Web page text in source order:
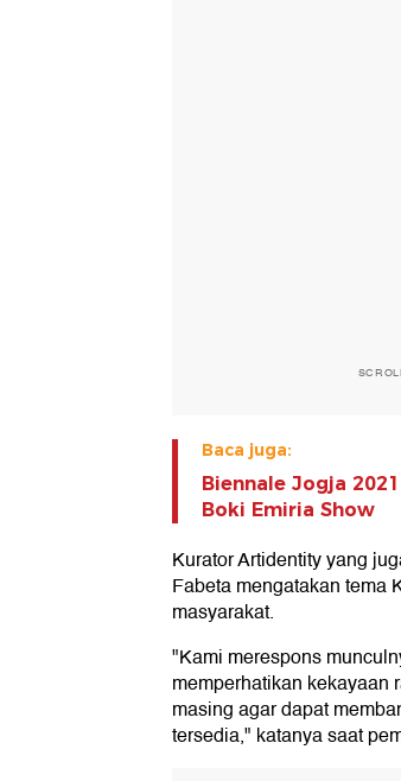
Baca juga:
Biennale Jogja
Boki Emiria Show
Kurator Artidentity yang
Fabeta mengatakan tema
masyarakat.
"Kami merespons
memperhatikan kekayaan
masing agar dapat
tersedia," katanya saat